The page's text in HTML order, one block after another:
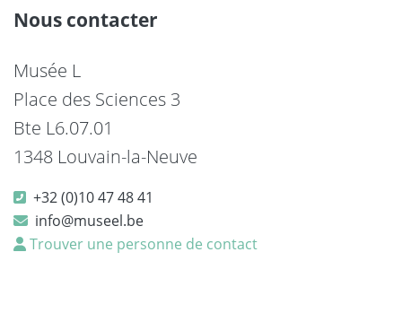
Nous contacter
Musée L
Place des Sciences 3
Bte L6.07.01
1348 Louvain-la-Neuve
+32 (0)10 47 48 41
info@museel.be
Trouver une personne de contact